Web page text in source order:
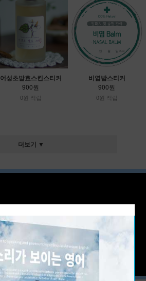
어성초발효스킨스티커
900원
0원 적립
비염밤스티커
900원
0원 적립
더보기 ▼